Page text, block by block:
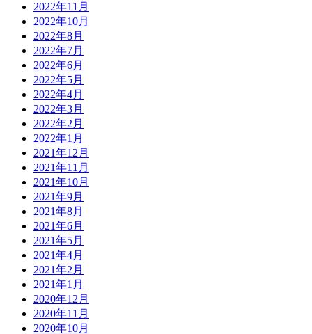
2022年11月
2022年10月
2022年8月
2022年7月
2022年6月
2022年5月
2022年4月
2022年3月
2022年2月
2022年1月
2021年12月
2021年11月
2021年10月
2021年9月
2021年8月
2021年6月
2021年5月
2021年4月
2021年2月
2021年1月
2020年12月
2020年11月
2020年10月